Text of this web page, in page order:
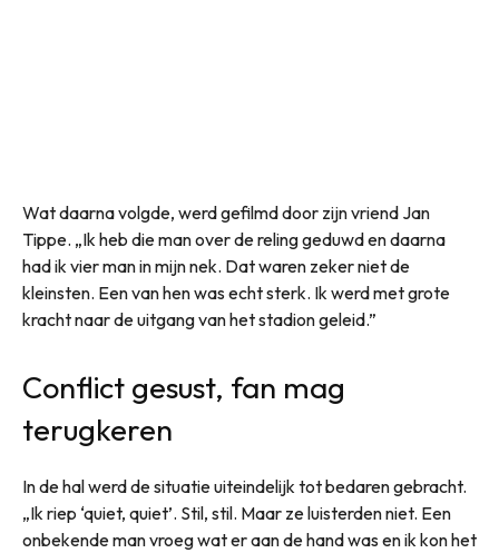
Wat daarna volgde, werd gefilmd door zijn vriend Jan
Tippe. „Ik heb die man over de reling geduwd en daarna
had ik vier man in mijn nek. Dat waren zeker niet de
kleinsten. Een van hen was echt sterk. Ik werd met grote
kracht naar de uitgang van het stadion geleid.”
Conflict gesust, fan mag
terugkeren
In de hal werd de situatie uiteindelijk tot bedaren gebracht.
„Ik riep ‘quiet, quiet’. Stil, stil. Maar ze luisterden niet. Een
onbekende man vroeg wat er aan de hand was en ik kon het